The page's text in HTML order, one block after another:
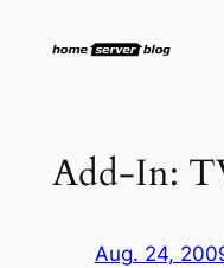
Inhalt
Add-In:
Aug. 24,